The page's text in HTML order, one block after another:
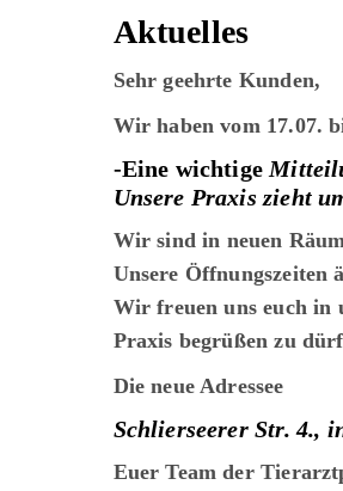
Aktuelles
Sehr geehrte Kunden,
Wir haben vom 17.07.
-Eine wichtige
Unsere Praxis zieht
Wir sind in neuen
Unsere Öffnungszeiten
Wir freuen uns euch in
Praxis begrüßen zu
Die neue Adressee
Schlierseerer Str. 4.,
Euer Team der